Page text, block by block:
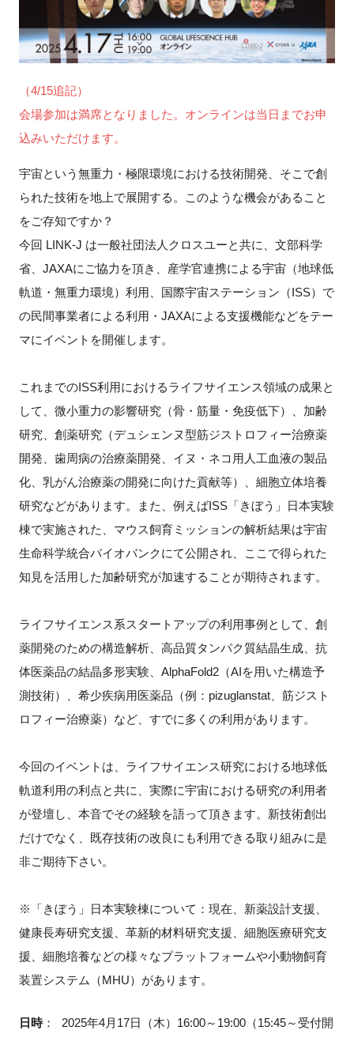
ニュース・掲示板
特別会員
FAQ
イベントお知らせメール登録
（4/15追記）
会場参加は満席となりました。オンラインは当日までお申
込みいただけます。
宇宙という無重力・極限環境における技術開発、そこで創
られた技術を地上で展開する。このような機会があること
をご存知ですか？
今回 LINK-J は一般社団法人クロスユーと共に、文部科学
省、JAXAにご協力を頂き、産学官連携による宇宙（地球低
軌道・無重力環境）利用、国際宇宙ステーション（ISS）で
の民間事業者による利用・JAXAによる支援機能などをテー
マにイベントを開催します。
これまでのISS利用におけるライフサイエンス領域の成果と
して、微小重力の影響研究（骨・筋量・免疫低下）、加齢
研究、創薬研究（デュシェンヌ型筋ジストロフィー治療薬
開発、歯周病の治療薬開発、イヌ・ネコ用人工血液の製品
化、乳がん治療薬の開発に向けた貢献等）、細胞立体培養
研究などがあります。また、例えばISS「きぼう」日本実験
棟で実施された、マウス飼育ミッションの解析結果は宇宙
生命科学統合バイオバンクにて公開され、ここで得られた
知見を活用した加齢研究が加速することが期待されます。
ライフサイエンス系スタートアップの利用事例として、創
薬開発のための構造解析、高品質タンパク質結晶生成、抗
体医薬品の結晶多形実験、AlphaFold2（AIを用いた構造予
測技術）、希少疾病用医薬品（例：pizuglanstat、筋ジスト
ロフィー治療薬）など、すでに多くの利用があります。
今回のイベントは、ライフサイエンス研究における地球低
軌道利用の利点と共に、実際に宇宙における研究の利用者
が登壇し、本音でその経験を語って頂きます。新技術創出
だけでなく、既存技術の改良にも利用できる取り組みに是
非ご期待下さい。
※「きぼう」日本実験棟について：現在、新薬設計支援、
健康長寿研究支援、革新的材料研究支援、細胞医療研究支
援、細胞培養などの様々なプラットフォームや小動物飼育
装置システム（MHU）があります。
日時：
2025年4月17日（木）16:00～19:00（15:45～受付開